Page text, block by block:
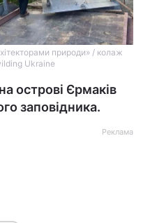
природи» / колаж
Ukraine
острові Єрмаків
заповідника.
Реклама